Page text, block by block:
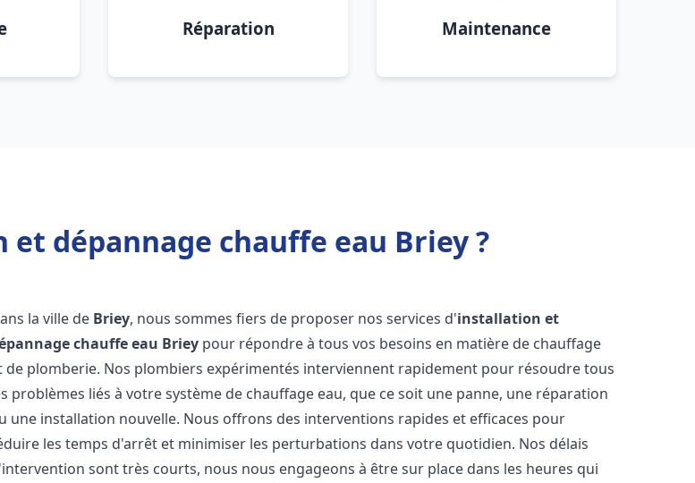
Réparation Maintenance
dépannage chauffe eau Briey ?
la ville de Briey, nous sommes fiers de proposer nos services d'installation et
chauffe eau Briey pour répondre à tous vos besoins en matière de chauffage
de plomberie. Nos plombiers expérimentés interviennent rapidement pour résoudre tous
problèmes liés à votre système de chauffage eau, que ce soit une panne, une réparation
une installation nouvelle. Nous offrons des interventions rapides et efficaces pour
les temps d'arrêt et minimiser les perturbations dans votre quotidien. Nos délais
sont très courts, nous nous engageons à être sur place dans les heures qui